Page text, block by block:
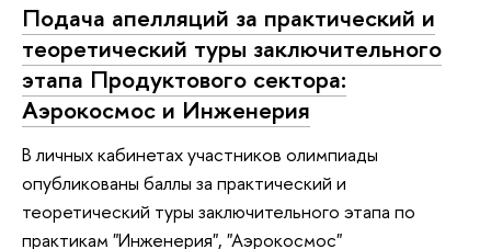
Подача апелляций за практический и
теоретический туры заключительного
этапа Продуктового сектора:
Аэрокосмос и Инженерия
В личных кабинетах участников олимпиады
опубликованы баллы за практический и
теоретический туры заключительного этапа по
практикам "Инженерия", "Аэрокосмос"